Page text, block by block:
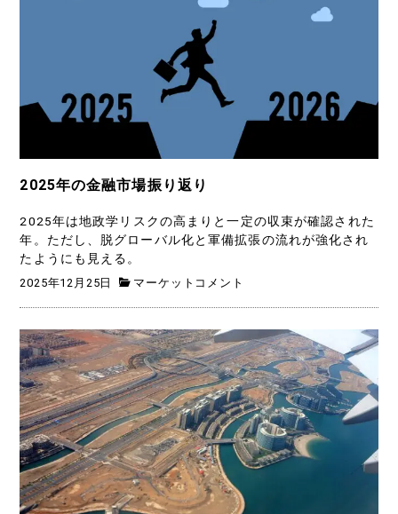
2025年の金融市場振り返り
2025年は地政学リスクの高まりと一定の収束が確認された
年。ただし、脱グローバル化と軍備拡張の流れが強化され
たようにも見える。
2025年12月25日 マーケットコメント